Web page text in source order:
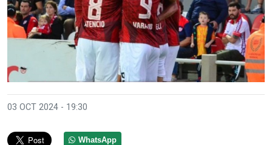
03 OCT 2024 - 19:30
WhatsApp